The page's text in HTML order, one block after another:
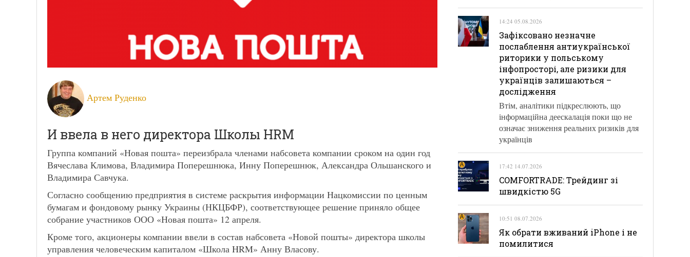
Артем Руденко
И ввела в него директора Школы HRM
Группа компаний «Новая пошта» переизбрала членами набсовета компании сроком на один год
Вячеслава Климова, Владимира Поперешнюка, Инну Поперешнюк, Александра Ольшанского и
Владимира Савчука.
Согласно сообщению предприятия в системе раскрытия информации Нацкомиссии по ценным
бумагам и фондовому рынку Украины (НКЦБФР), соответствующее решение приняло общее
собрание участников ООО «Новая пошта» 12 апреля.
Кроме того, акционеры компании ввели в состав набсовета «Новой пошты» директора школы
управления человеческим капиталом «Школа HRM» Анну Власову.
14:24 05.08.2026
Зафіксовано незначне
послаблення антиукраїнської
риторики у польському
інфопросторі, але ризики для
українців залишаються –
дослідження
Втім, аналітики підкреслюють, що
інформаційна деескалація поки що не
означає зниження реальних ризиків для
українців
17:42 14.07.2026
COMFORTRADE: Трейдинг зі
швидкістю 5G
10:51 08.07.2026
Як обрати вживаний iPhone і не
помилитися